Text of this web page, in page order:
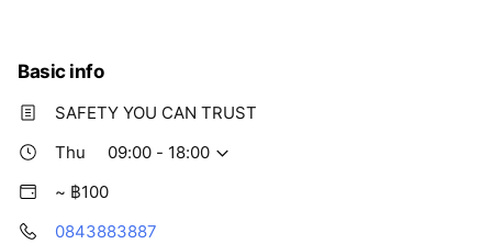
Basic info
SAFETY YOU CAN TRUST
Thu
09:00 - 18:00
~ ฿100
0843883887